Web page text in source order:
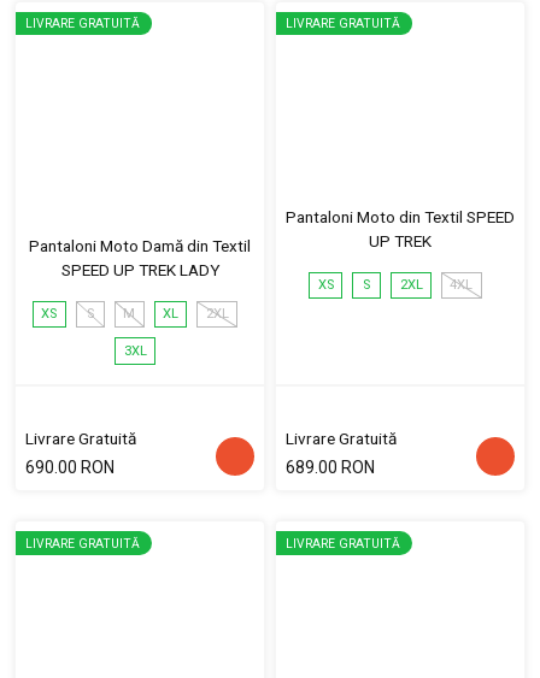
LIVRARE GRATUITĂ
Pantaloni Moto Damă din Textil
SPEED UP TREK LADY
XS S M XL 2XL
3XL
Livrare Gratuită
690.00 RON
LIVRARE GRATUITĂ
Pantaloni Moto din Textil SPEED
UP TREK
XS S 2XL 4XL
Livrare Gratuită
689.00 RON
LIVRARE GRATUITĂ LIVRARE GRATUITĂ